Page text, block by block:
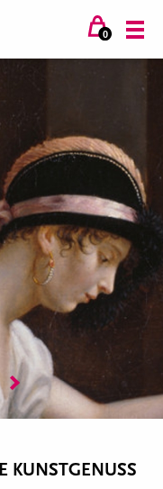
0
KUNSTGENUSS